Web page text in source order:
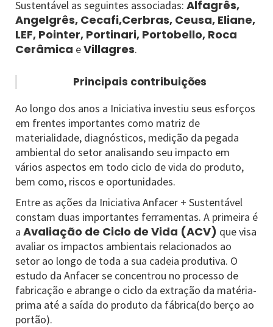
Sustentável as seguintes associadas: Alfagrês,
Angelgrês, Cecafi,Cerbras, Ceusa, Eliane,
LEF, Pointer, Portinari, Portobello, Roca
Cerâmica eVillagres.
Principais contribuições
Ao longo dos anos a Iniciativa investiu seus esforços
em frentes importantes como matriz de
materialidade, diagnósticos, medição da pegada
ambiental do setor analisando seu impacto em
vários aspectos em todo ciclo de vida do produto,
bem como, riscos e oportunidades.
Entre as ações da Iniciativa Anfacer + Sustentável
constam duas importantes ferramentas. A primeira é
a Avaliação de Ciclo de Vida (ACV) que visa
avaliar os impactos ambientais relacionados ao
setor ao longo de toda a sua cadeia produtiva. O
estudo da Anfacer se concentrou no processo de
fabricação e abrange o ciclo da extração da matéria-
prima até a saída do produto da fábrica(do berço ao
portão).